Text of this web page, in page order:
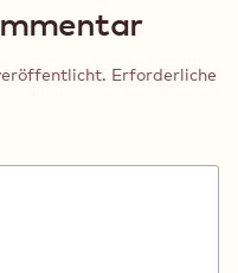
Erforderliche